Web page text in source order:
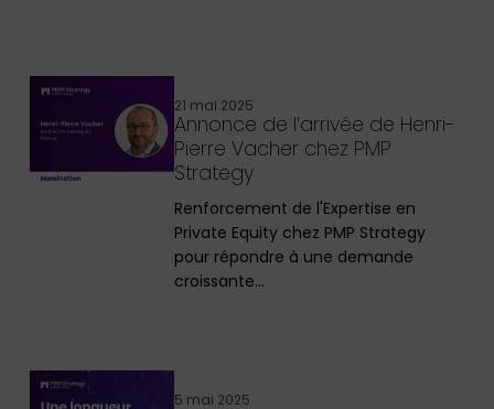
21 mai 2025
Annonce de l’arrivée de Henri-
Pierre Vacher chez PMP
Strategy
Renforcement de l'Expertise en
Private Equity chez PMP Strategy
pour répondre à une demande
croissante…
5 mai 2025